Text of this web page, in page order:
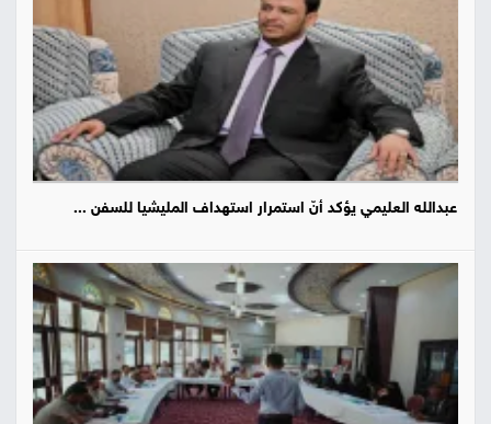
عبدالله العليمي يؤكد أنّ استمرار استهداف المليشيا للسفن ...